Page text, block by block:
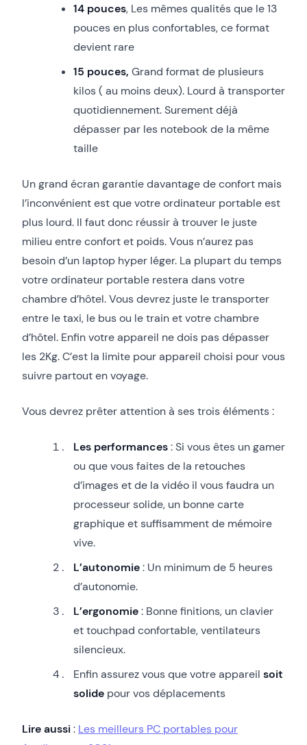
14 pouces, Les mêmes qualités que le 13
pouces en plus confortables, ce format
devient rare
15 pouces, Grand format de plusieurs
kilos ( au moins deux). Lourd à transporter
quotidiennement. Surement déjà
dépasser par les notebook de la même
taille
Un grand écran garantie davantage de confort mais
l’inconvénient est que votre ordinateur portable est
plus lourd. Il faut donc réussir à trouver le juste
milieu entre confort et poids. Vous n’aurez pas
besoin d’un laptop hyper léger. La plupart du temps
votre ordinateur portable restera dans votre
chambre d’hôtel. Vous devrez juste le transporter
entre le taxi, le bus ou le train et votre chambre
d’hôtel. Enfin votre appareil ne dois pas dépasser
les 2Kg. C’est la limite pour appareil choisi pour vous
suivre partout en voyage.
Vous devrez prêter attention à ses trois éléments :
Les performances: Si vous êtes un gamer
ou que vous faites de la retouches
d’images et de la vidéo il vous faudra un
processeur solide, un bonne carte
graphique et suffisamment de mémoire
vive.
L’autonomie: Un minimum de 5 heures
d’autonomie.
L’ergonomie: Bonne finitions, un clavier
et touchpad confortable, ventilateurs
silencieux.
Enfin assurez vous que votre appareil soit
solide pour vos déplacements
Lire aussi: Les meilleurs PC portables pour